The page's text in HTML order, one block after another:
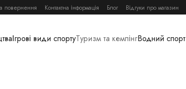
повернення Контактна інформація Блог Відгуки про магазин
Ігрові види спортуТуризм та кемпінгВодний спорт